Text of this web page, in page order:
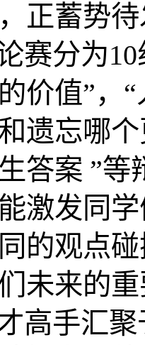
正蓄势
赛分为
价值”，
遗忘哪
答案 ”
激发同
的观点
未来的
高手汇